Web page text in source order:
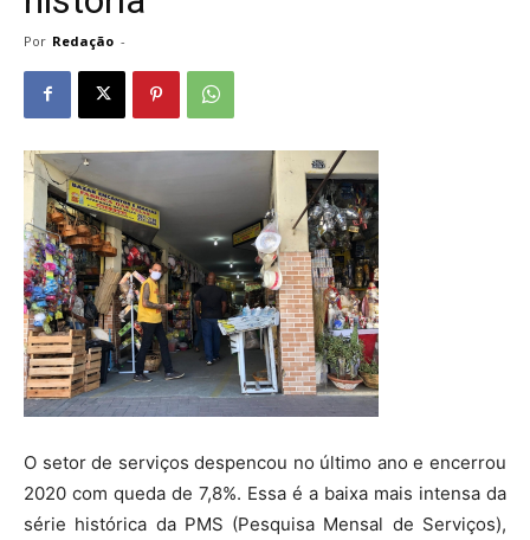
Por Redação -
O setor de serviços despencou no último ano e encerrou
2020 com queda de 7,8%. Essa é a baixa mais intensa da
série histórica da PMS (Pesquisa Mensal de Serviços),